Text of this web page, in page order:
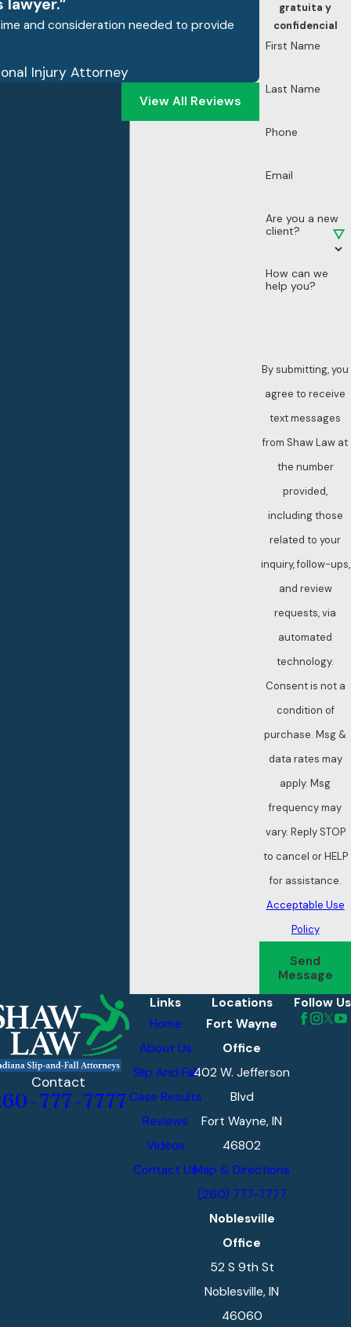
gratuita y
confidencial
First Name
Last Name
Phone
Email
Are you a new
client?
How can we
help you?
By submitting, you
agree to receive
text messages
from Shaw Law at
the number
provided,
including those
related to your
inquiry, follow-ups,
and review
requests, via
automated
technology.
Consent is not a
condition of
purchase. Msg &
data rates may
apply. Msg
frequency may
vary. Reply STOP
to cancel or HELP
for assistance.
Acceptable Use
Policy
Send
Message
lawyer.”
and consideration needed to provide
Injury Attorney
View All Reviews
Contact
777-7777
Links
Home
About Us
Slip And Fall
Case Results
Reviews
Videos
Contact Us
Locations
Fort Wayne
Office
402 W. Jefferson
Blvd
Fort Wayne, IN
46802
Map & Directions
(260) 777-7777
Noblesville
Office
52 S 9th St
Noblesville, IN
46060
Follow Us